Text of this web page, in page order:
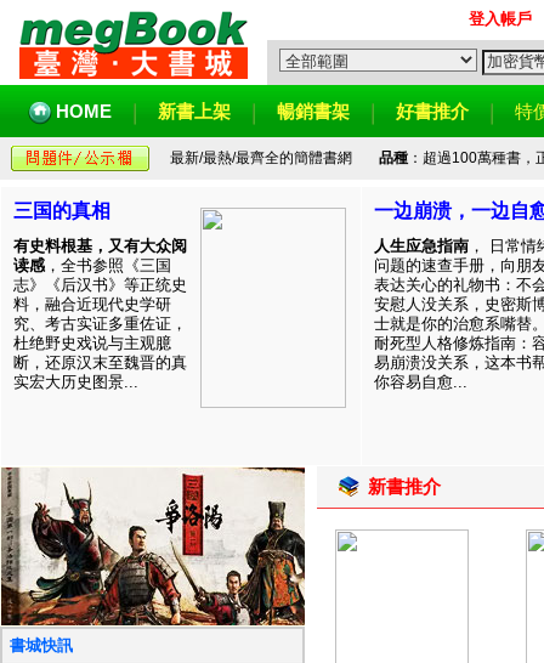
登入帳戶
HOME 新書上架 暢銷書架 好書推介 特
最新/最熱/最齊全的簡體書網 品種：超過100萬種書，
三国的真相
有史料根基，又有大众阅
读感 ，全书参照《三国
志》《后汉书》等正统史
料，融合近现代史学研
究、考古实证多重佐证，
杜绝野史戏说与主观臆
断，还原汉末至魏晋的真
实宏大历史图景...
一边崩溃，一边自
人生应急指南 ， 日常情
问题的速查手册，向朋
表达关心的礼物书：不
安慰人没关系，史密斯
士就是你的治愈系嘴替
耐死型人格修炼指南：
易崩溃没关系，这本书
你容易自愈...
書城快訊
新書推介